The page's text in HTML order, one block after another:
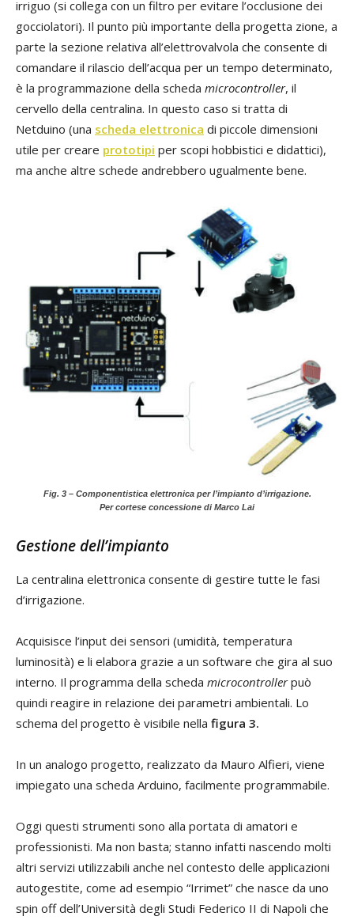
irriguo (si collega con un filtro per evitare l’occlusione dei
gocciolatori). Il punto più importante della progetta zione, a
parte la sezione relativa all’elettrovalvola che consente di
comandare il rilascio dell’acqua per un tempo determinato,
è la programmazione della scheda microcontroller, il
cervello della centralina. In questo caso si tratta di
Netduino (una scheda elettronica di piccole dimensioni
utile per creare prototipi per scopi hobbistici e didattici),
ma anche altre schede andrebbero ugualmente bene.
Fig. 3 – Componentistica elettronica per l’impianto d’irrigazione.
Per cortese concessione di Marco Lai
Gestione dell’impianto
La centralina elettronica consente di gestire tutte le fasi
d’irrigazione.
Acquisisce l’input dei sensori (umidità, temperatura
luminosità) e li elabora grazie a un software che gira al suo
interno. Il programma della scheda microcontrollerpuò
quindi reagire in relazione dei parametri ambientali. Lo
schema del progetto è visibile nella figura 3.
In un analogo progetto, realizzato da Mauro Alfieri, viene
impiegato una scheda Arduino, facilmente programmabile.
Oggi questi strumenti sono alla portata di amatori e
professionisti. Ma non basta; stanno infatti nascendo molti
altri servizi utilizzabili anche nel contesto delle applicazioni
autogestite, come ad esempio “Irrimet” che nasce da uno
spin off dell’Università degli Studi Federico II di Napoli che